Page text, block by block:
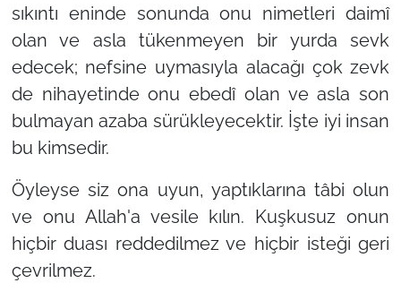
sıkıntı eninde sonunda onu nimetleri daimî
olan ve asla tükenmeyen bir yurda sevk
edecek; nefsine uymasıyla alacağı çok zevk
de nihayetinde onu ebedî olan ve asla son
bulmayan azaba sürükleyecektir. İşte iyi insan
bu kimsedir.
Öyleyse siz ona uyun, yaptıklarına tâbi olun
ve onu Allah'a vesile kılın. Kuşkusuz onun
hiçbir duası reddedilmez ve hiçbir isteği geri
çevrilmez.